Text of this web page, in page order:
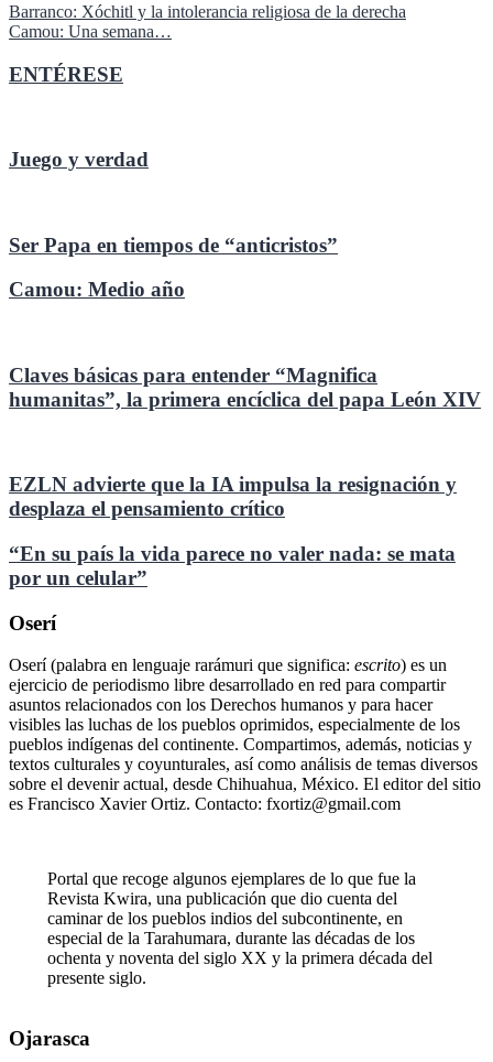
Navegación
de
entradas
Barranco: Xóchitl y la intolerancia religiosa de la derecha
Camou: Una semana…
ENTÉRESE
Juego y verdad
Ser Papa en tiempos de “anticristos”
Camou: Medio año
Claves básicas para entender “Magnifica
humanitas”, la primera encíclica del papa León XIV
EZLN advierte que la IA impulsa la resignación y
desplaza el pensamiento crítico
“En su país la vida parece no valer nada: se mata
por un celular”
Oserí
Oserí (palabra en lenguaje rarámuri que significa: escrito) es un
ejercicio de periodismo libre desarrollado en red para compartir
asuntos relacionados con los Derechos humanos y para hacer
visibles las luchas de los pueblos oprimidos, especialmente de los
pueblos indígenas del continente. Compartimos, además, noticias y
textos culturales y coyunturales, así como análisis de temas diversos
sobre el devenir actual, desde Chihuahua, México. El editor del sitio
es Francisco Xavier Ortiz. Contacto: fxortiz@gmail.com
Portal que recoge algunos ejemplares de lo que fue la
Revista Kwira, una publicación que dio cuenta del
caminar de los pueblos indios del subcontinente, en
especial de la Tarahumara, durante las décadas de los
ochenta y noventa del siglo XX y la primera década del
presente siglo.
Ojarasca